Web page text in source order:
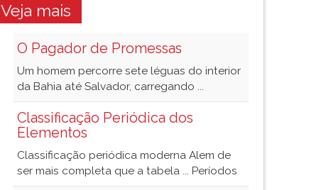
Veja mais
O Pagador de Promessas
Um homem percorre sete léguas do interior
da Bahia até Salvador, carregando ...
Classificação Periódica dos
Elementos
Classificação periódica moderna Alem de
ser mais completa que a tabela ... Períodos